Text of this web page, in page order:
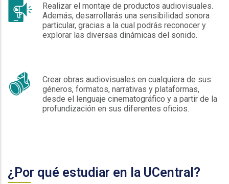
Realizar el montaje de productos audiovisuales.
Además, desarrollarás una sensibilidad sonora
particular, gracias a la cual podrás reconocer y
explorar las diversas dinámicas del sonido.
Crear obras audiovisuales en cualquiera de sus
géneros, formatos, narrativas y plataformas,
desde el lenguaje cinematográfico y a partir de la
profundización en sus diferentes oficios.
¿Por qué estudiar en la UCentral?